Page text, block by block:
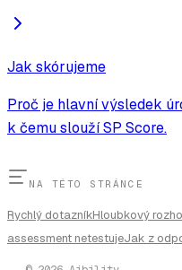
Jak skórujeme
Proč je hlavní výsledek
k čemu slouží SP Score.
NA TÉTO STRÁNCE
Rychlý dotazníkHloubkový
assessment netestujeJak z